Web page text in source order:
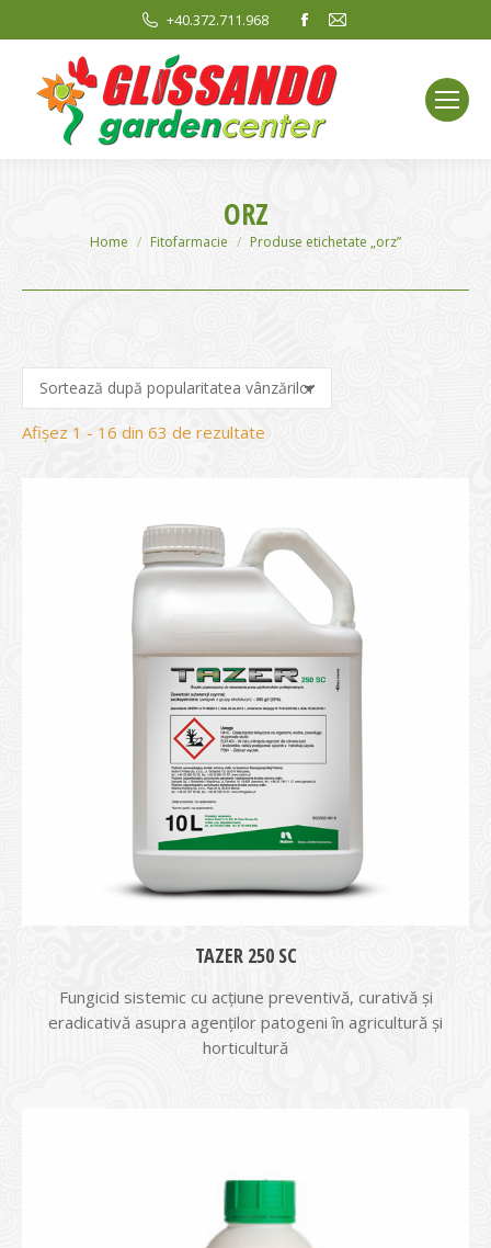
+40.372.711.968
Facebook
opens
in
new
window
Mail
window
ORZ
You are here:
Home Fitofarmacie Produse etichetate „orz”
Afișez 1 - 16 din 63 de rezultate
TAZER 250 SC
Fungicid sistemic cu acțiune preventivă, curativă și
eradicativă asupra agenților patogeni în agricultură și
horticultură